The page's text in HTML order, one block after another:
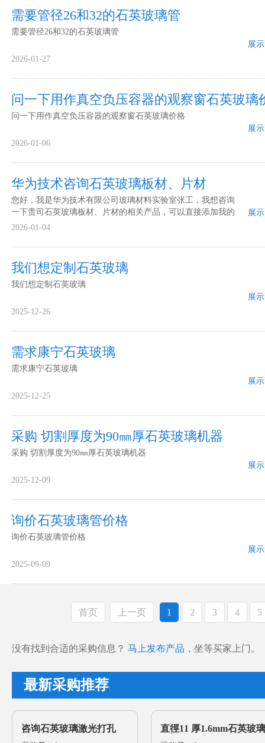
需要管径26和32的石英玻璃管
需要管径26和32的石英玻璃管
展
2026-01-27
问一下用作真空负压容器的观察窗石英玻璃
问一下用作真空负压容器的观察窗石英玻璃价格
展
2026-01-06
华为技术咨询石英玻璃板材、片材
您好，我是华为技术有限公司玻璃材料实验室张工，我想咨询
一下贵司石英玻璃板材、片材的相关产品，可以直接添加我的
微信，谢谢
展
2026-01-04
我们想定制石英玻璃
我们想定制石英玻璃
展
2025-12-26
需求康宁石英玻璃
需求康宁石英玻璃
展
2025-12-25
采购 切割厚度为90㎜厚石英玻璃机器
采购 切割厚度为90㎜厚石英玻璃机器
展
2025-12-09
询价石英玻璃管价格
询价石英玻璃管价格
展
2025-09-09
首页 上一页 1 2 3 4 5
没有找到合适的采购信息？ 马上发布产品 ，坐等买家上门。
最新采购推荐
咨询石英玻璃激光打孔
直徑11 厚1.6mm石英玻璃